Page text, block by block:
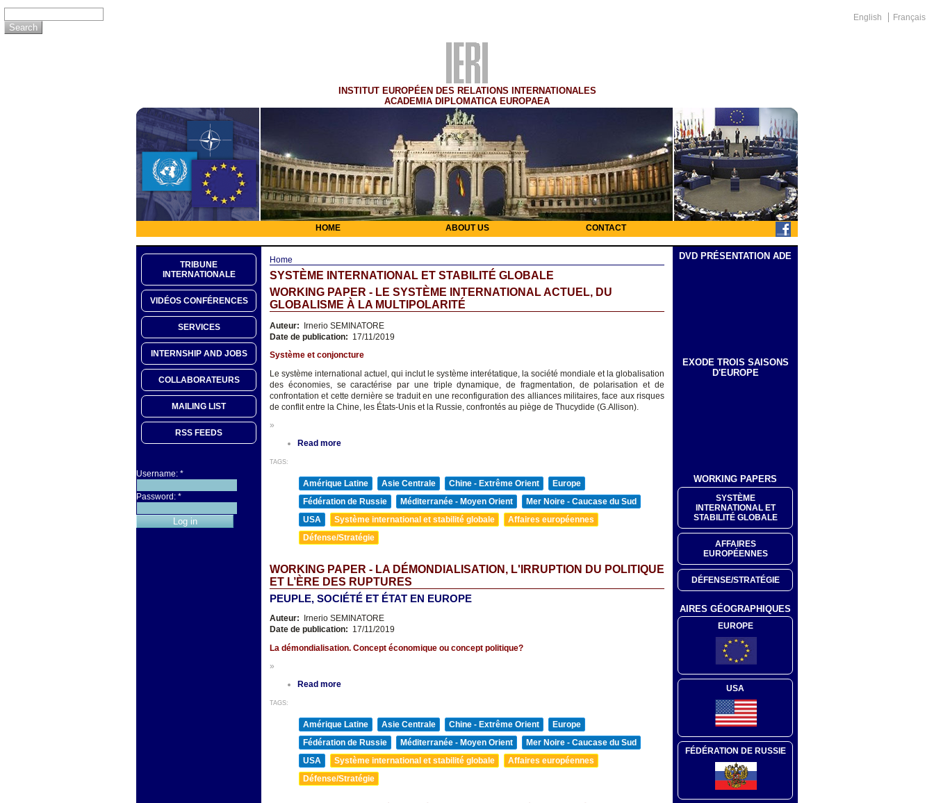
English Français
INSTITUT EUROPÉEN DES RELATIONS INTERNATIONALES
ACADEMIA DIPLOMATICA EUROPAEA
HOME ABOUT US CONTACT
TRIBUNE
INTERNATIONALE
VIDÉOS CONFÉRENCES
SERVICES
INTERNSHIP AND JOBS
COLLABORATEURS
MAILING LIST
RSS FEEDS
Username: *
Password: *
Home
SYSTÈME INTERNATIONAL ET STABILITÉ GLOBALE
WORKING PAPER - LE SYSTÈME INTERNATIONAL ACTUEL, DU
GLOBALISME À LA MULTIPOLARITÉ
Auteur: Irnerio SEMINATORE
Date de publication: 17/11/2019
Système et conjoncture
Le système international actuel, qui inclut le système interétatique, la société mondiale et la globalisation
des économies, se caractérise par une triple dynamique, de fragmentation, de polarisation et de
confrontation et cette dernière se traduit en une reconfiguration des alliances militaires, face aux risques
de conflit entre la Chine, les États-Unis et la Russie, confrontés au piège de Thucydide (G.Allison).
»
Read more
TAGS:
Amérique Latine Asie Centrale Chine - Extrême Orient
Europe
Fédération de Russie
Méditerranée - Moyen Orient
Mer Noire - Caucase du Sud
USA
Système international et stabilité globale
Affaires européennes
Défense/Stratégie
WORKING PAPER - LA DÉMONDIALISATION, L'IRRUPTION DU POLITIQUE
ET L’ÈRE DES RUPTURES
PEUPLE, SOCIÉTÉ ET ÉTAT EN EUROPE
Auteur:
Irnerio SEMINATORE
Date de publication: 17/11/2019
La démondialisation. Concept économique ou concept politique?
»
Read more
TAGS:
Amérique Latine Asie Centrale Chine - Extrême Orient
Europe
Fédération de Russie
Méditerranée - Moyen Orient
Mer Noire - Caucase du Sud
USA
Système international et stabilité globale
Affaires européennes
Défense/Stratégie
DVD PRÉSENTATION ADE
EXODE TROIS SAISONS
D'EUROPE
WORKING PAPERS
SYSTÈME
INTERNATIONAL ET
STABILITÉ GLOBALE
AFFAIRES
EUROPÉENNES
DÉFENSE/STRATÉGIE
AIRES GÉOGRAPHIQUES
EUROPE
USA
FÉDÉRATION DE RUSSIE